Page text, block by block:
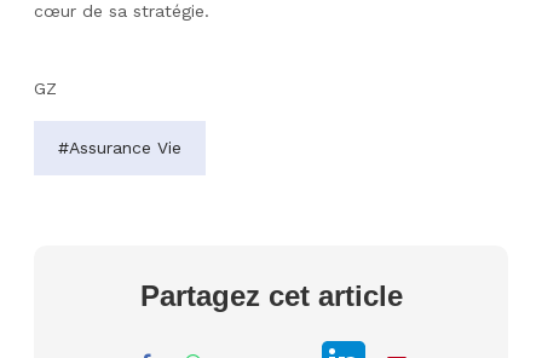
cœur de sa stratégie.
GZ
#Assurance Vie
Partagez cet article